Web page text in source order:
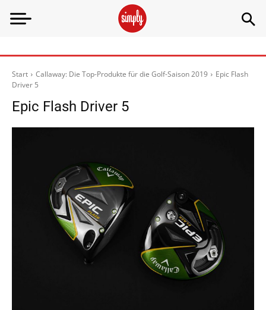
Start Callaway: Die Top-Produkte für die Golf-Saison 2019
Epic Flash
Driver 5
Epic Flash Driver 5